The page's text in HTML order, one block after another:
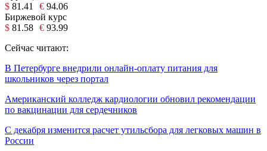
$ 81.41 € 94.06
Биржевой курс
$ 81.58 € 93.99
Сейчас читают:
В Петербурге внедрили онлайн-оплату питания для
школьников через портал
Американский колледж кардиологии обновил рекомендации
по вакцинации для сердечников
С декабря изменится расчет утильсбора для легковых машин в
России